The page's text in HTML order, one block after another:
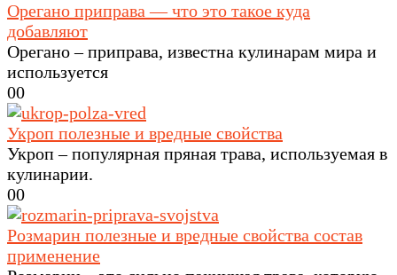
Орегано приправа — что это такое куда
добавляют
Орегано – приправа, известна кулинарам мира и
используется
00
Укроп полезные и вредные свойства
Укроп – популярная пряная трава, используемая в
кулинарии.
00
Розмарин полезные и вредные свойства состав
применение